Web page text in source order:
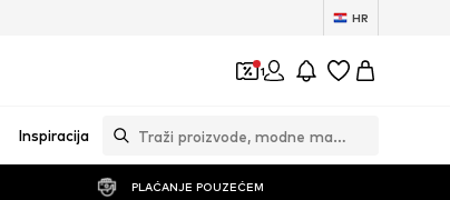
HR
1
Inspiracija
PLAĆANJE POUZEĆEM